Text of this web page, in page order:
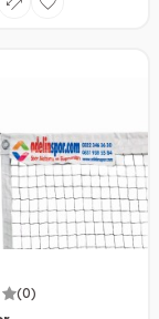
(0)